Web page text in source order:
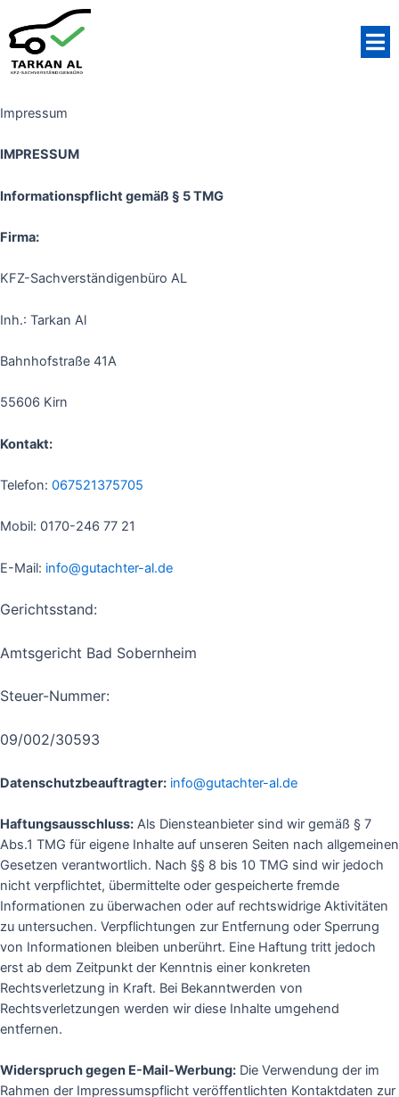
Inhalt
springen
Impressum
IMPRESSUM
Informationspflicht gemäß § 5 TMG
Firma:
KFZ-Sachverständigenbüro AL
Inh.: Tarkan Al
Bahnhofstraße 41A
55606 Kirn
Kontakt:
Telefon: 067521375705
Mobil: 0170-246 77 21
E-Mail: info@gutachter-al.de
Gerichtsstand:
Amtsgericht Bad Sobernheim
Steuer-Nummer:
09/002/30593
Datenschutzbeauftragter: info@gutachter-al.de
Haftungsausschluss: Als Diensteanbieter sind wir gemäß § 7
Abs.1 TMG für eigene Inhalte auf unseren Seiten nach allgemeinen
Gesetzen verantwortlich. Nach §§ 8 bis 10 TMG sind wir jedoch
nicht verpflichtet, übermittelte oder gespeicherte fremde
Informationen zu überwachen oder auf rechtswidrige Aktivitäten
zu untersuchen. Verpflichtungen zur Entfernung oder Sperrung
von Informationen bleiben unberührt. Eine Haftung tritt jedoch
erst ab dem Zeitpunkt der Kenntnis einer konkreten
Rechtsverletzung in Kraft. Bei Bekanntwerden von
Rechtsverletzungen werden wir diese Inhalte umgehend
entfernen.
Widerspruch gegen E-Mail-Werbung: Die Verwendung der im
Rahmen der Impressumspflicht veröffentlichten Kontaktdaten zur